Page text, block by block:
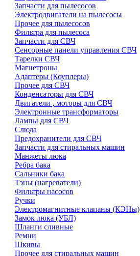
Запчасти для пылесосов
Электродвигатели на пылесосы
Прочее для пылесосов
Фильтра для пылесоса
Запчасти для СВЧ
Сенсорные панели управления СВЧ
Тарелки СВЧ
Магнетроны
Адаптеры (Коуплеры)
Прочее для СВЧ
Конденсаторы для СВЧ
Двигатели , моторы для СВЧ
Электронные трансформаторы
Лампы для СВЧ
Слюда
Предохранители для СВЧ
Запчасти для стиральных машин
Манжеты люка
Ребра бака
Сальники бака
Тэны (нагреватели)
Фильтры насосов
Ручки
Электромагнитные клапаны (КЭНы)
Замок люка (УБЛ)
Шланги сливные
Ремни
Шкивы
Прочее для стиральных машин